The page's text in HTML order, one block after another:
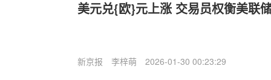
美元兑{欧}元上涨 交易员权衡美联
新京报 李梓萌 2026-01-30 00:23:29